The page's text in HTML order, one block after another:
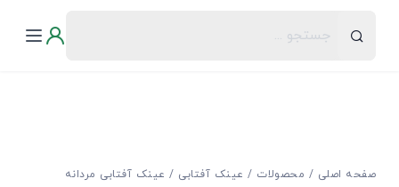
صفحه اصلی محصولات عینک آفتابی
عینک آفتابی مردانه